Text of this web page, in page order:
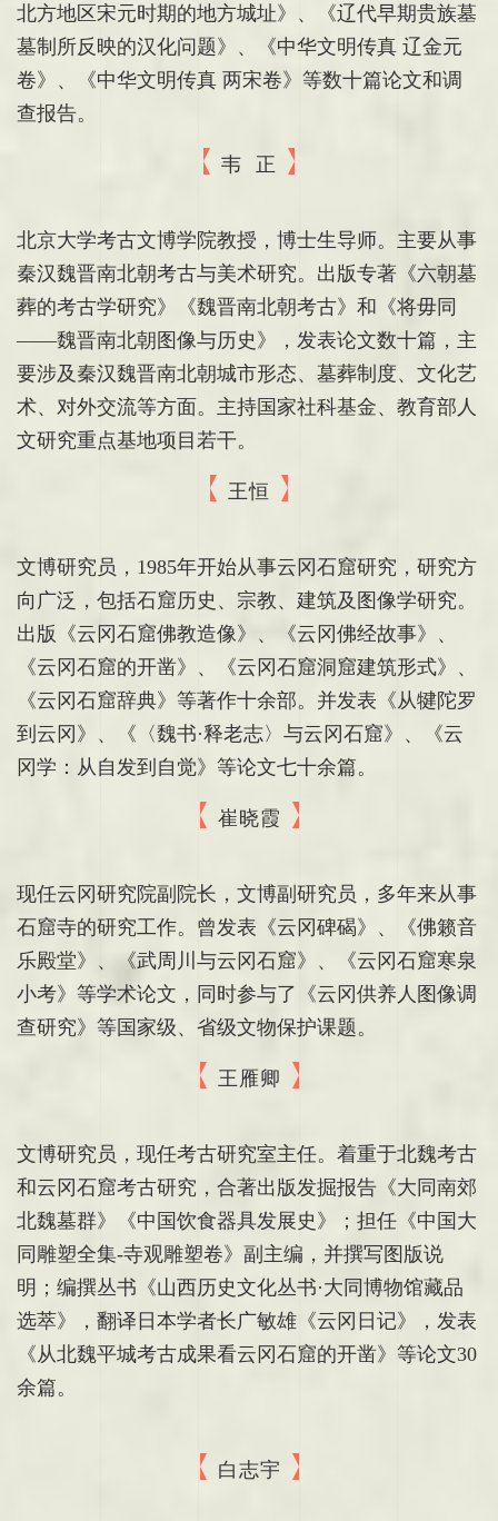
北方地区宋元时期的地方城址》、《辽代早期贵族墓
墓制所反映的汉化问题》、《中华文明传真 辽金元
卷》、《中华文明传真 两宋卷》等数十篇论文和调
查报告。
韦 正
北京大学考古文博学院教授，博士生导师。主要从事
秦汉魏晋南北朝考古与美术研究。出版专著《六朝墓
葬的考古学研究》《魏晋南北朝考古》和《将毋同
——魏晋南北朝图像与历史》，发表论文数十篇，主
要涉及秦汉魏晋南北朝城市形态、墓葬制度、文化艺
术、对外交流等方面。主持国家社科基金、教育部人
文研究重点基地项目若干。
王恒
文博研究员，1985年开始从事云冈石窟研究，研究方
向广泛，包括石窟历史、宗教、建筑及图像学研究。
出版《云冈石窟佛教造像》、《云冈佛经故事》、
《云冈石窟的开凿》、《云冈石窟洞窟建筑形式》、
《云冈石窟辞典》等著作十余部。并发表《从犍陀罗
到云冈》、《〈魏书·释老志〉与云冈石窟》、《云
冈学：从自发到自觉》等论文七十余篇。
崔晓霞
现任云冈研究院副院长，文博副研究员，多年来从事
石窟寺的研究工作。曾发表《云冈碑碣》、《佛籁音
乐殿堂》、《武周川与云冈石窟》、《云冈石窟寒泉
小考》等学术论文，同时参与了《云冈供养人图像调
查研究》等国家级、省级文物保护课题。
王雁卿
文博研究员，现任考古研究室主任。着重于北魏考古
和云冈石窟考古研究，合著出版发掘报告《大同南郊
北魏墓群》《中国饮食器具发展史》；担任《中国大
同雕塑全集-寺观雕塑卷》副主编，并撰写图版说
明；编撰丛书《山西历史文化丛书·大同博物馆藏品
选萃》，翻译日本学者长广敏雄《云冈日记》，发表
《从北魏平城考古成果看云冈石窟的开凿》等论文30
余篇。
白志宇